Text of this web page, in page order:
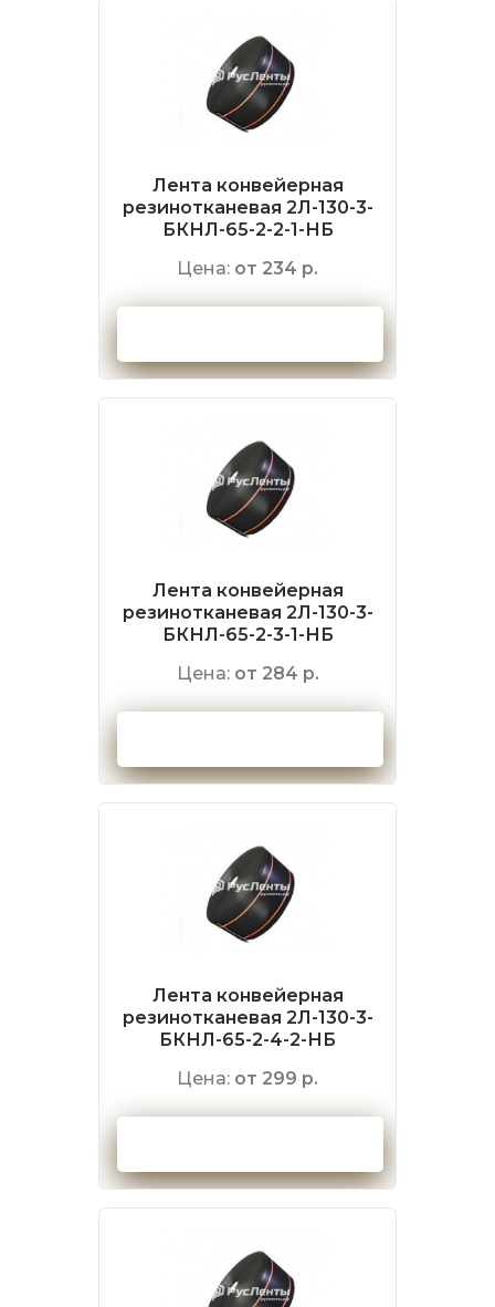
Лента конвейерная
резинотканевая 2Л-130-3-
БКНЛ-65-2-2-1-НБ
Цена: от 234 р.
Лента конвейерная
резинотканевая 2Л-130-3-
БКНЛ-65-2-3-1-НБ
Цена: от 284 р.
Лента конвейерная
резинотканевая 2Л-130-3-
БКНЛ-65-2-4-2-НБ
Цена: от 299 р.